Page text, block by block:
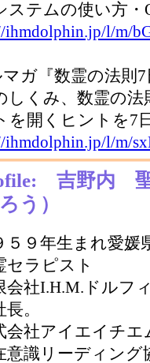
ステムの使い方・
ihmdolphin.jp/l/m/
ガ『数霊の法則
しくみ、数霊の
を開くヒントを7
ihmdolphin.jp/l/m/
吉野内
う）
５９年生まれ愛媛
セラピスト
会社I.H.M.ドルフ
。
会社アイエイチエ
意識リーディング